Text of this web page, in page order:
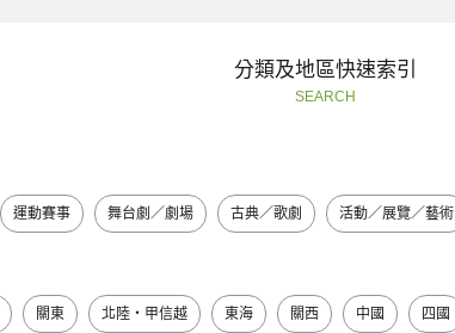
分類及地區快速索引
SEARCH
運動賽事 舞台劇／劇場 古典／歌劇 活動／展覽／藝術
關東 北陸・甲信越 東海 關西 中國 四國